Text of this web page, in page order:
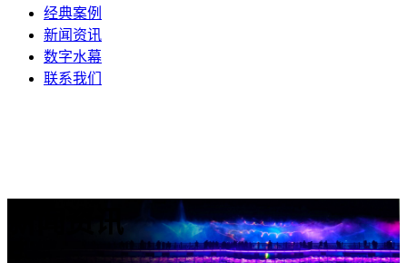
经典案例
新闻资讯
数字水幕
联系我们
新闻资讯